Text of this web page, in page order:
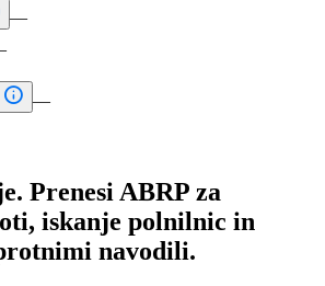
—
 —
Prenesi ABRP za
iskanje polnilnic in
navodili.